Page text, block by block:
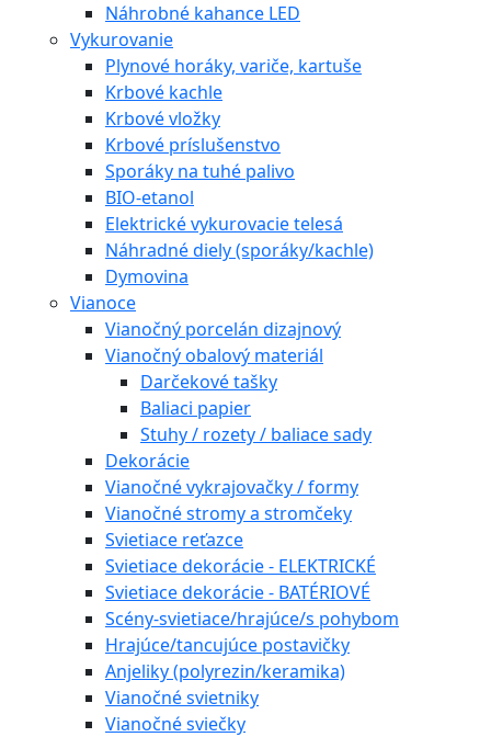
Náhrobné kahance LED
Vykurovanie
Plynové horáky, variče, kartuše
Krbové kachle
Krbové vložky
Krbové príslušenstvo
Sporáky na tuhé palivo
BIO-etanol
Elektrické vykurovacie telesá
Náhradné diely (sporáky/kachle)
Dymovina
Vianoce
Vianočný porcelán dizajnový
Vianočný obalový materiál
Darčekové tašky
Baliaci papier
Stuhy / rozety / baliace sady
Dekorácie
Vianočné vykrajovačky / formy
Vianočné stromy a stromčeky
Svietiace reťazce
Svietiace dekorácie - ELEKTRICKÉ
Svietiace dekorácie - BATÉRIOVÉ
Scény-svietiace/hrajúce/s pohybom
Hrajúce/tancujúce postavičky
Anjeliky (polyrezin/keramika)
Vianočné svietniky
Vianočné sviečky